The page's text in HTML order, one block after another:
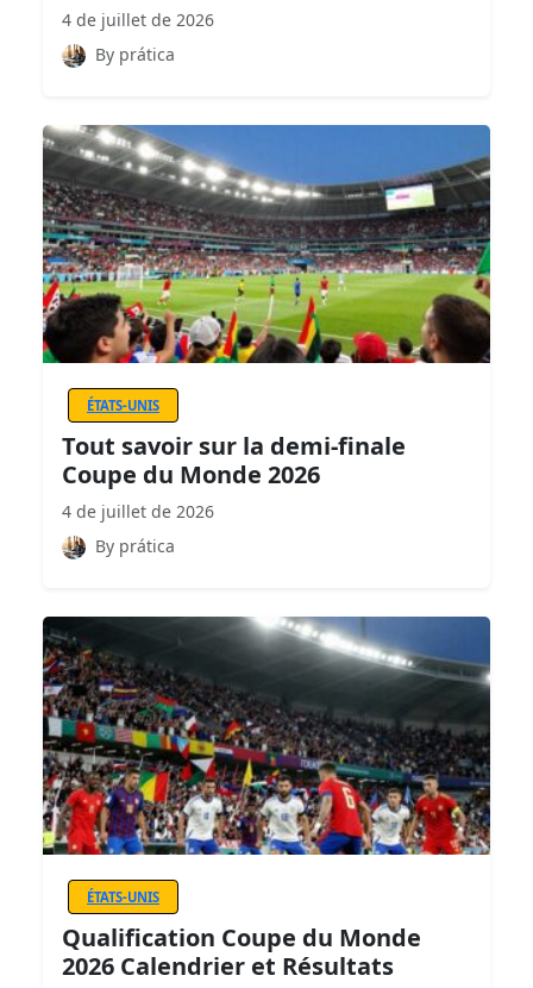
4 de juillet de 2026
By prática
ÉTATS-UNIS
Tout savoir sur la demi-finale
Coupe du Monde 2026
4 de juillet de 2026
By prática
ÉTATS-UNIS
Qualification Coupe du Monde
2026 Calendrier et Résultats